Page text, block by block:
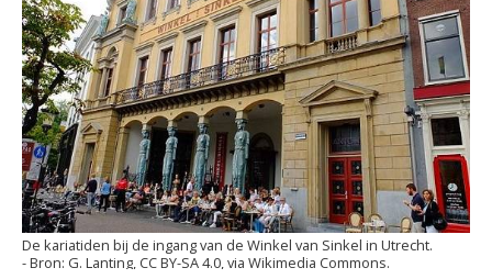
De kariatiden bij de ingang van de Winkel van Sinkel in Utrecht.
G. Lanting, CC BY-SA 4.0, via Wikimedia Commons.